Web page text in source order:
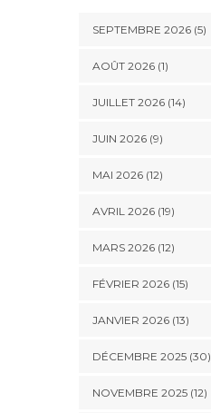
SEPTEMBRE 2026 (5)
AOÛT 2026 (1)
JUILLET 2026 (14)
JUIN 2026 (9)
MAI 2026 (12)
AVRIL 2026 (19)
MARS 2026 (12)
FÉVRIER 2026 (15)
JANVIER 2026 (13)
DÉCEMBRE 2025 (30)
NOVEMBRE 2025 (12)